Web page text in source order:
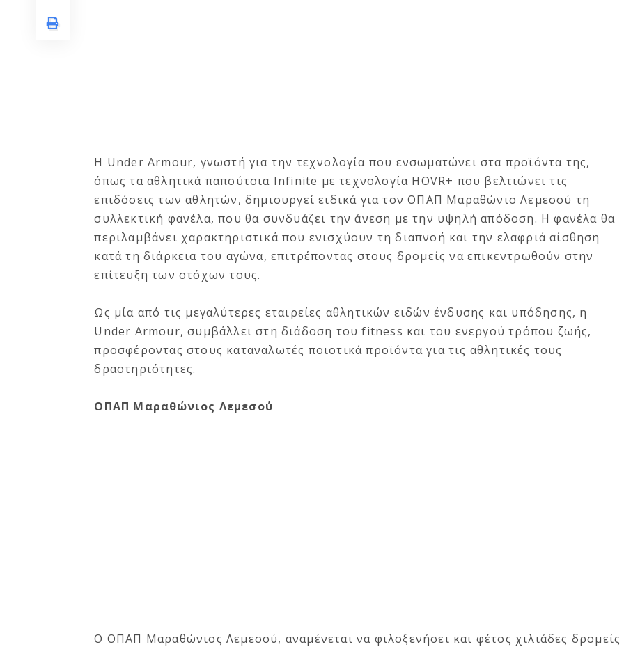
Η Under Armour, γνωστή για την τεχνολογία που ενσωματώνει στα προϊόντα της,
όπως τα αθλητικά παπούτσια Infinite με τεχνολογία HOVR+ που βελτιώνει τις
επιδόσεις των αθλητών, δημιουργεί ειδικά για τον ΟΠΑΠ Μαραθώνιο Λεμεσού τη
συλλεκτική φανέλα, που θα συνδυάζει την άνεση με την υψηλή απόδοση. Η φανέλα θα
περιλαμβάνει χαρακτηριστικά που ενισχύουν τη διαπνοή και την ελαφριά αίσθηση
κατά τη διάρκεια του αγώνα, επιτρέποντας στους δρομείς να επικεντρωθούν στην
επίτευξη των στόχων τους.
Ως μία από τις μεγαλύτερες εταιρείες αθλητικών ειδών ένδυσης και υπόδησης, η
Under Armour, συμβάλλει στη διάδοση του fitness και του ενεργού τρόπου ζωής,
προσφέροντας στους καταναλωτές ποιοτικά προϊόντα για τις αθλητικές τους
δραστηριότητες.
ΟΠΑΠ Μαραθώνιος Λεμεσού
Ο ΟΠΑΠ Μαραθώνιος Λεμεσού, αναμένεται να φιλοξενήσει και φέτος χιλιάδες δρομείς